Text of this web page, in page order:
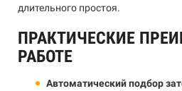
длительного простоя.
ПРАКТИЧЕСКИЕ
РАБОТЕ
Автоматический подбор